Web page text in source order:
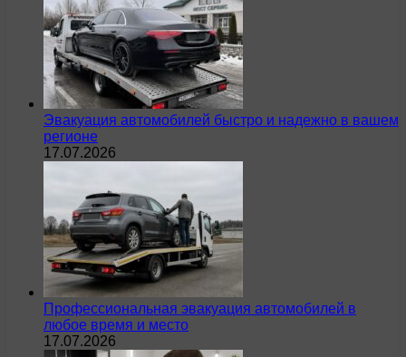
Эвакуация автомобилей быстро и надежно в вашем
регионе
17.07.2026
Профессиональная эвакуация автомобилей в
любое время и место
17.07.2026